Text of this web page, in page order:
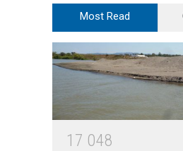
Most Read
1 7 048